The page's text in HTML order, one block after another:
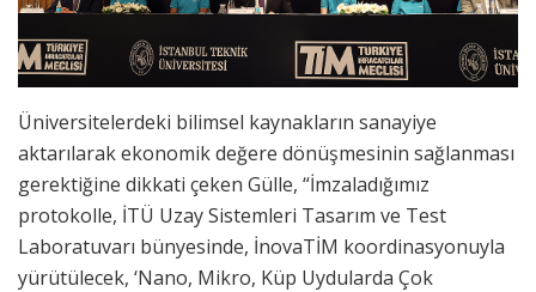
Üniversitelerdeki bilimsel kaynakların sanayiye
aktarılarak ekonomik değere dönüşmesinin sağlanması
gerektiğine dikkati çeken Gülle, “İmzaladığımız
protokolle, İTÜ Uzay Sistemleri Tasarım ve Test
Laboratuvarı bünyesinde, İnovaTİM koordinasyonuyla
yürütülecek, ‘Nano, Mikro, Küp Uydularda Çok